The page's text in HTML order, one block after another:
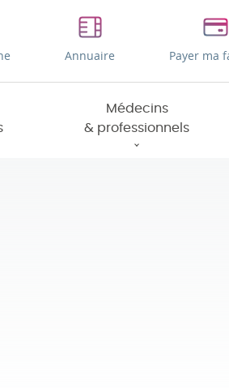
Annuaire Payer ma
Médecins
& professionnels